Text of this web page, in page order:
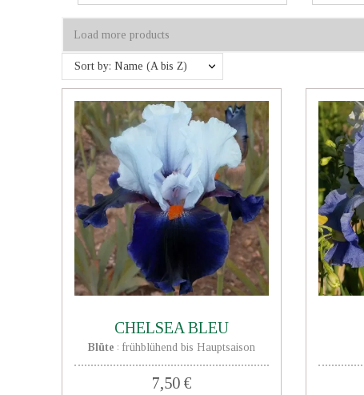
Load more products
Sort by: Name (A bis Z)
CHELSEA BLEU
7,50 €
Blüte : frühblühend bis Hauptsaison